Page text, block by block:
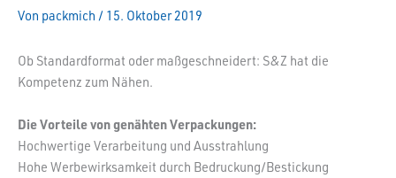
Von packmich / 15. Oktober 2019
Ob Standardformat oder maßgeschneidert: S&Z hat die
Kompetenz zum Nähen.
Die Vorteile von genähten Verpackungen:
Hochwertige Verarbeitung und Ausstrahlung
Hohe Werbewirksamkeit durch Bedruckung/Bestickung